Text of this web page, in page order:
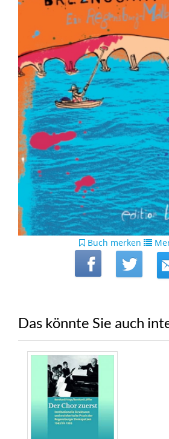
Buch merken
Das könnte Sie auch